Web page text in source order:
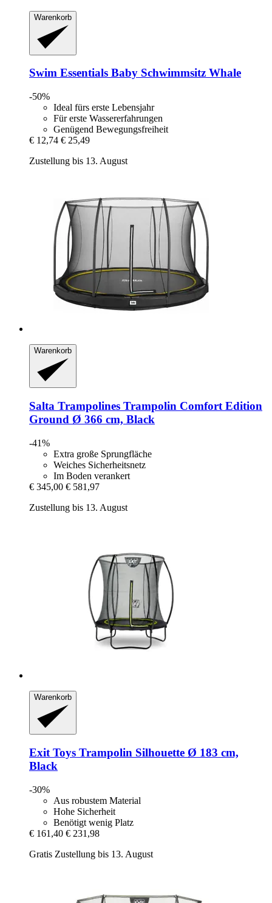
Warenkorb
Swim Essentials Baby Schwimmsitz Whale
-50%
Ideal fürs erste Lebensjahr
Für erste Wassererfahrungen
Genügend Bewegungsfreiheit
€ 12,74 € 25,49
Zustellung bis 13. August
Warenkorb
Salta Trampolines Trampolin Comfort Edition
Ground Ø 366 cm, Black
-41%
Extra große Sprungfläche
Weiches Sicherheitsnetz
Im Boden verankert
€ 345,00 € 581,97
Zustellung bis 13. August
Warenkorb
Exit Toys Trampolin Silhouette Ø 183 cm,
Black
-30%
Aus robustem Material
Hohe Sicherheit
Benötigt wenig Platz
€ 161,40 € 231,98
Gratis Zustellung bis 13. August